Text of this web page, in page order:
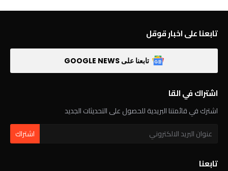
تابعنا على اخبار قوقل
تابعنا على GOOGLE NEWS
اشتراك في القا
اشترك في قائمتنا البريدية للحصول على التحديثات الجديد
تابعنا